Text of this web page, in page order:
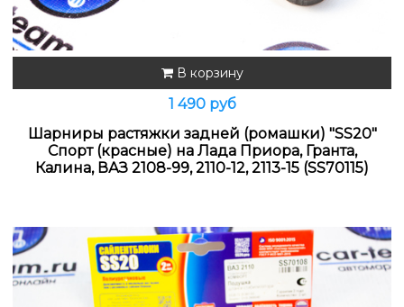
В корзину
1 490 руб
Шарниры растяжки задней (ромашки) "SS20"
Спорт (красные) на Лада Приора, Гранта,
Калина, ВАЗ 2108-99, 2110-12, 2113-15 (SS70115)